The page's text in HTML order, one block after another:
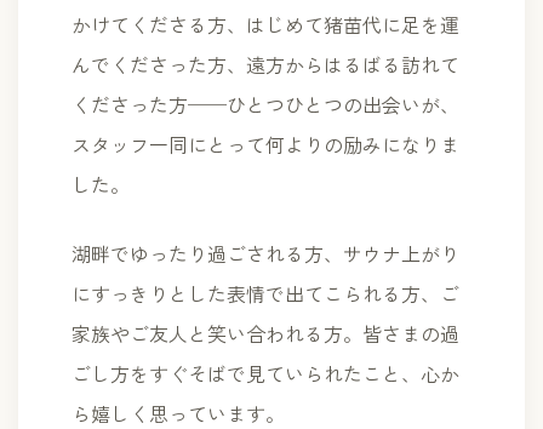
かけてくださる方、はじめて猪苗代に足を運
んでくださった方、遠方からはるばる訪れて
くださった方──ひとつひとつの出会いが、
スタッフ一同にとって何よりの励みになりま
した。
湖畔でゆったり過ごされる方、サウナ上がり
にすっきりとした表情で出てこられる方、ご
家族やご友人と笑い合われる方。皆さまの過
ごし方をすぐそばで見ていられたこと、心か
ら嬉しく思っています。